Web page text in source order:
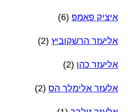
איציק פאמפ (6)
אליעזר הרשקוביץ (2)
אליעזר כהן (2)
אלעזר אלימלך הס (2)